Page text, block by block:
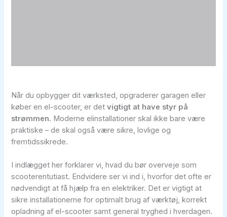
Når du opbygger dit værksted, opgraderer garagen eller
køber en el-scooter, er detvigtigt at have styr på
strømmen. Moderne elinstallationer skal ikke bare være
praktiske – de skal også være sikre, lovlige og
fremtidssikrede.
I indlægget her forklarer vi, hvad du bør overveje som
scooterentutiast. Endvidere ser vi ind i, hvorfor det ofte er
nødvendigt at få hjælp fra en elektriker. Det er vigtigt at
sikre installationerne for optimalt brug af værktøj, korrekt
opladning af el-scooter samt general tryghed i hverdagen.